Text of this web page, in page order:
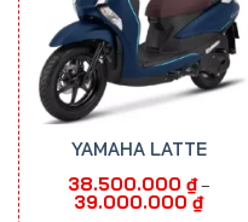
YAMAHA LATTE
38.500.000 ₫ –
39.000.000₫Khoảng
giá: